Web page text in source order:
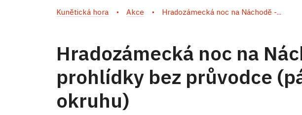
Kunětická hora Akce Hradozámecká noc na Náchodě -...
Hradozámecká noc na
prohlídky bez průvodce
okruhu)